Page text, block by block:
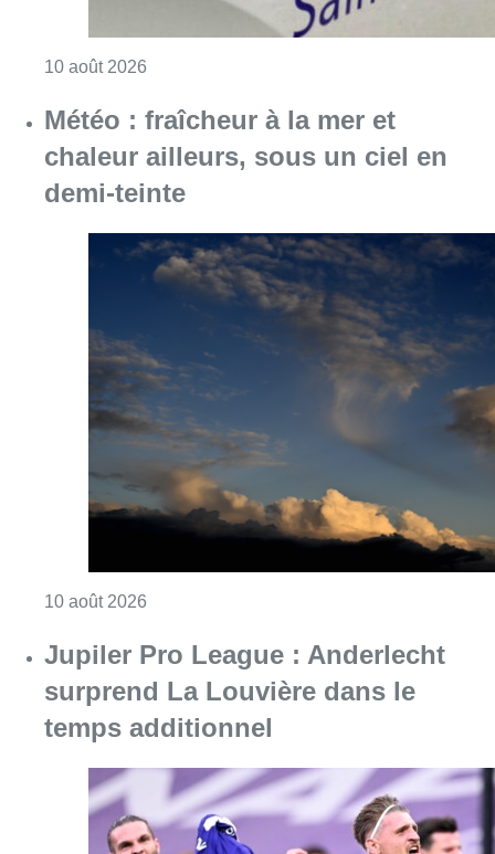
10 août 2026
Météo : fraîcheur à la mer et
chaleur ailleurs, sous un ciel en
demi-teinte
10 août 2026
Jupiler Pro League : Anderlecht
surprend La Louvière dans le
temps additionnel